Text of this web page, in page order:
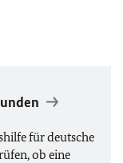
für deutsche
ob eine